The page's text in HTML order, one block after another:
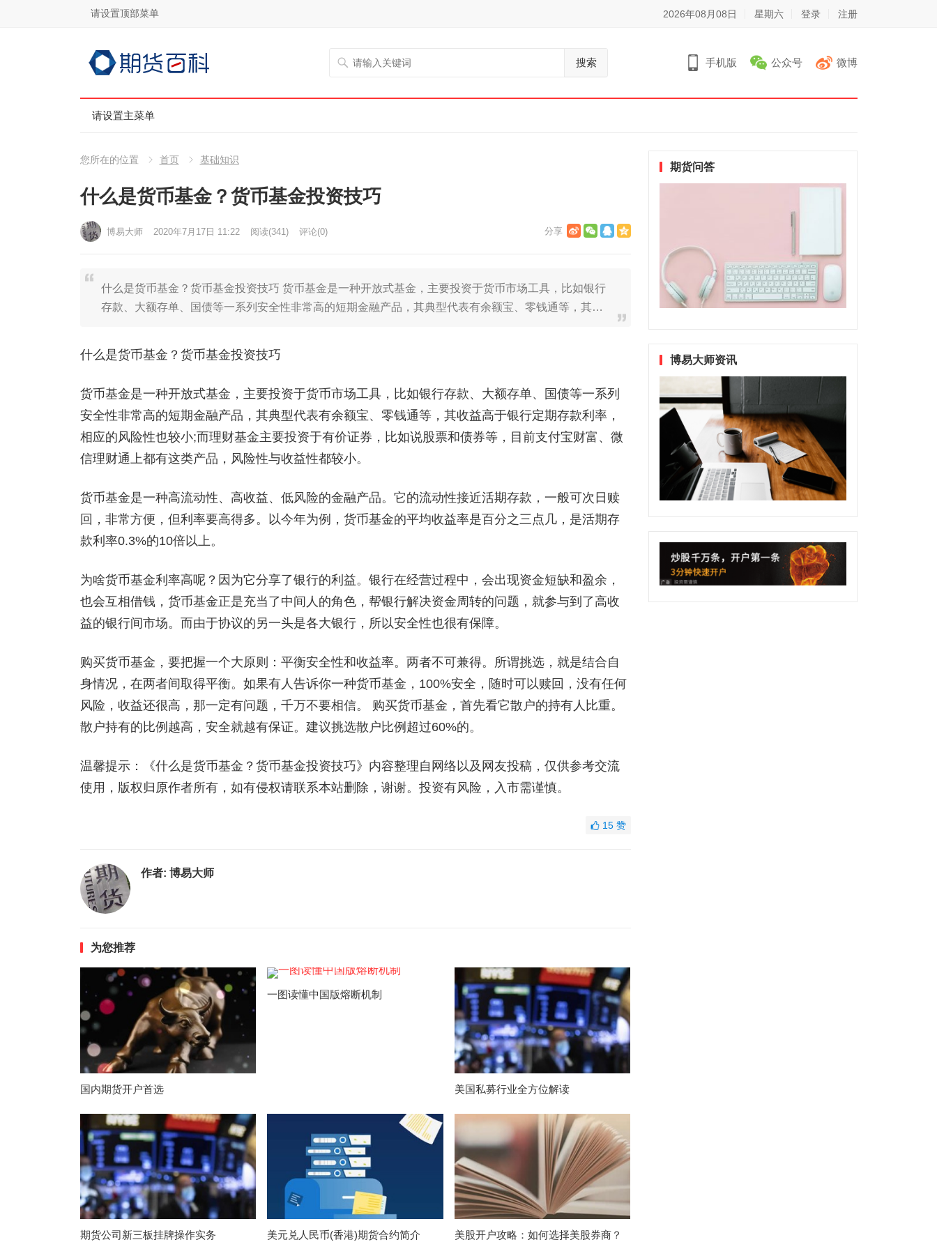
请设置顶部菜单 2026年08月08日 星期六 登录 注册
搜索 手机版 公众号 微博
请设置主菜单
您所在的位置 首页 基础知识
什么是货币基金？货币基金投资技巧
博易大师 2020年7月17日 11:22 阅读(341) 评论(0)
什么是货币基金？货币基金投资技巧 货币基金是一种开放式基金，主要投资于货币市场工具，比如银行
存款、大额存单、国债等一系列安全性非常高的短期金融产品，其典型代表有余额宝、零钱通等，其…
什么是货币基金？货币基金投资技巧
货币基金是一种开放式基金，主要投资于货币市场工具，比如银行存款、大额存单、国债等一系列
安全性非常高的短期金融产品，其典型代表有余额宝、零钱通等，其收益高于银行定期存款利率，
相应的风险性也较小;而理财基金主要投资于有价证券，比如说股票和债券等，目前支付宝财富、微
信理财通上都有这类产品，风险性与收益性都较小。
货币基金是一种高流动性、高收益、低风险的金融产品。它的流动性接近活期存款，一般可次日赎
回，非常方便，但利率要高得多。以今年为例，货币基金的平均收益率是百分之三点几，是活期存
款利率0.3%的10倍以上。
为啥货币基金利率高呢？因为它分享了银行的利益。银行在经营过程中，会出现资金短缺和盈余，
也会互相借钱，货币基金正是充当了中间人的角色，帮银行解决资金周转的问题，就参与到了高收
益的银行间市场。而由于协议的另一头是各大银行，所以安全性也很有保障。
购买货币基金，要把握一个大原则：平衡安全性和收益率。两者不可兼得。所谓挑选，就是结合自
身情况，在两者间取得平衡。如果有人告诉你一种货币基金，100%安全，随时可以赎回，没有任何
风险，收益还很高，那一定有问题，千万不要相信。 购买货币基金，首先看它散户的持有人比重。
散户持有的比例越高，安全就越有保证。建议挑选散户比例超过60%的。
温馨提示：《什么是货币基金？货币基金投资技巧》内容整理自网络以及网友投稿，仅供参考交流
使用，版权归原作者所有，如有侵权请联系本站删除，谢谢。投资有风险，入市需谨慎。
15 赞
作者: 博易大师
为您推荐
国内期货开户首选
一图读懂中国版熔断机制
美国私募行业全方位解读
期货公司新三板挂牌操作实务 美元兑人民币(香港)期货合约简介 美股开户攻略：如何选择美股券商？
期货问答
博易大师资讯